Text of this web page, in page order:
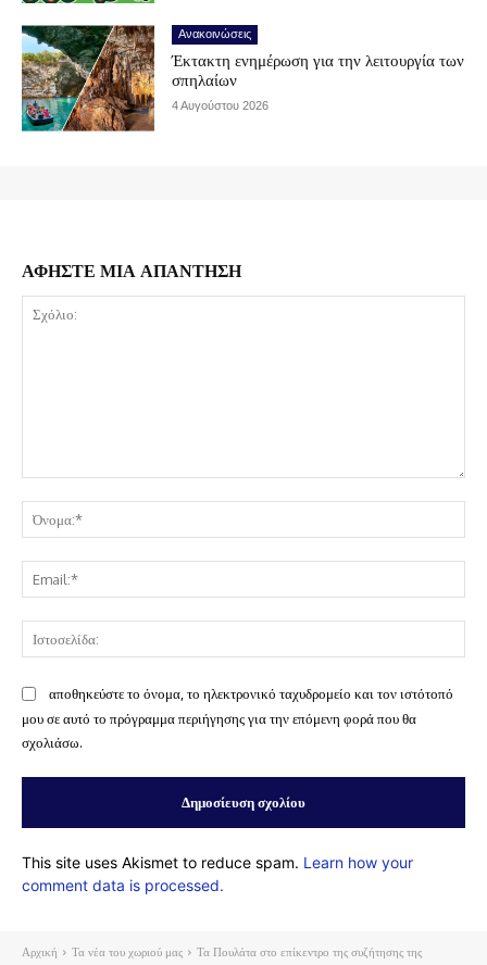
Ανακοινώσεις
Έκτακτη ενημέρωση για την λειτουργία των
σπηλαίων
4 Αυγούστου 2026
ΑΦΗΣΤΕ ΜΙΑ ΑΠΑΝΤΗΣΗ
αποθηκεύστε το όνομα, το ηλεκτρονικό ταχυδρομείο και τον ιστότοπό
μου σε αυτό το πρόγραμμα περιήγησης για την επόμενη φορά που θα
σχολιάσω.
This site uses Akismet to reduce spam. Learn how your
comment data is processed.